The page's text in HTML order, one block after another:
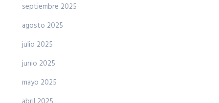
septiembre 2025
agosto 2025
julio 2025
junio 2025
mayo 2025